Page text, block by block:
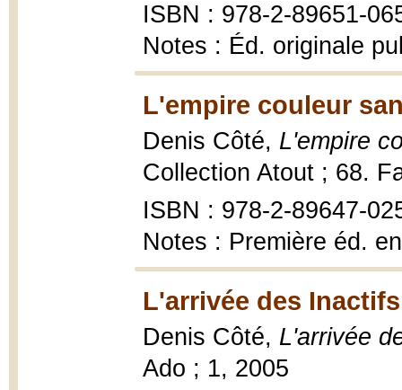
ISBN : 978-2-89651-
Notes : Éd. originale
L'empire couleur
Denis Côté, L'empire
Collection Atout ; 68.
ISBN : 978-2-89647-
Notes : Première éd.
L'arrivée des
Denis Côté, L'arrivée
Ado ; 1, 2005